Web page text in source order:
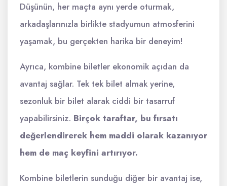
Düşünün, her maçta aynı yerde oturmak,
arkadaşlarınızla birlikte stadyumun atmosferini
yaşamak, bu gerçekten harika bir deneyim!
Ayrıca, kombine biletler ekonomik açıdan da
avantaj sağlar. Tek tek bilet almak yerine,
sezonluk bir bilet alarak ciddi bir tasarruf
yapabilirsiniz. Birçok taraftar, bu fırsatı
değerlendirerek hem maddi olarak kazanıyor
hem de maç keyfini artırıyor.
Kombine biletlerin sunduğu diğer bir avantaj ise,